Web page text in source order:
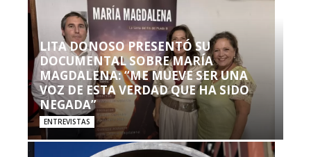
LITA DONOSO PRESENTÓ SU
DOCUMENTAL SOBRE MARÍA
MAGDALENA: “ME MUEVE SER UNA
VOZ DE ESTA VERDAD QUE HA SIDO
NEGADA”
ENTREVISTAS